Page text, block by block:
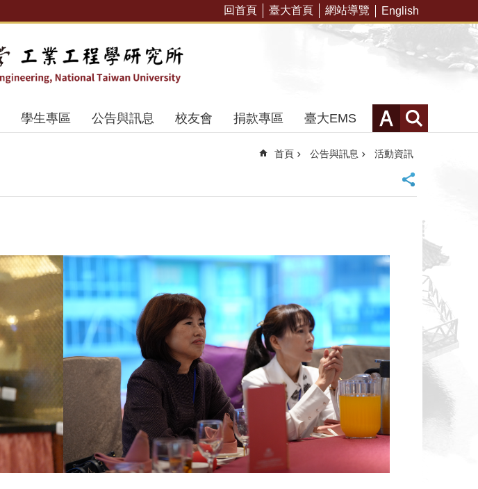
回首頁 臺大首頁 網站導覽 English
學生專區 公告與訊息 校友會 捐款專區 臺大EMS
首頁 公告與訊息 活動資訊